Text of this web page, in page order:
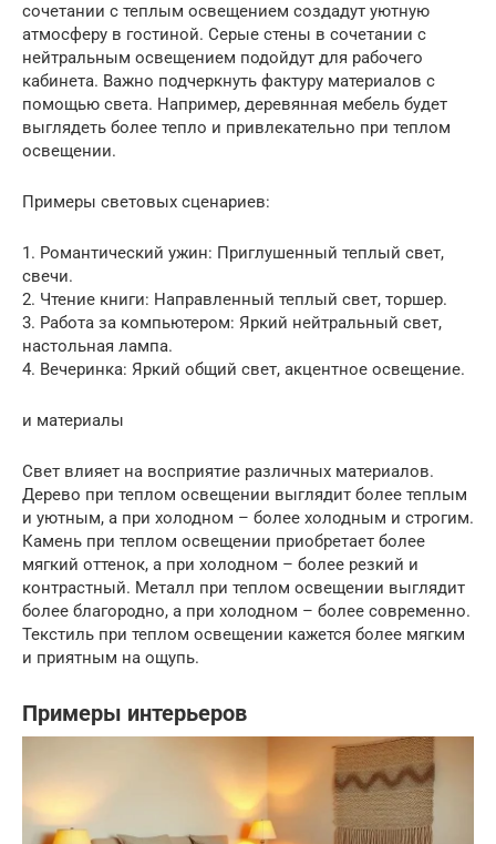
сочетании с теплым освещением создадут уютную
атмосферу в гостиной. Серые стены в сочетании с
нейтральным освещением подойдут для рабочего
кабинета. Важно подчеркнуть фактуру материалов с
помощью света. Например, деревянная мебель будет
выглядеть более тепло и привлекательно при теплом
освещении.
Примеры световых сценариев:
1. Романтический ужин: Приглушенный теплый свет,
свечи.
2. Чтение книги: Направленный теплый свет, торшер.
3. Работа за компьютером: Яркий нейтральный свет,
настольная лампа.
4. Вечеринка: Яркий общий свет, акцентное освещение.
и материалы
Свет влияет на восприятие различных материалов.
Дерево при теплом освещении выглядит более теплым
и уютным, а при холодном – более холодным и строгим.
Камень при теплом освещении приобретает более
мягкий оттенок, а при холодном – более резкий и
контрастный. Металл при теплом освещении выглядит
более благородно, а при холодном – более современно.
Текстиль при теплом освещении кажется более мягким
и приятным на ощупь.
Примеры интерьеров